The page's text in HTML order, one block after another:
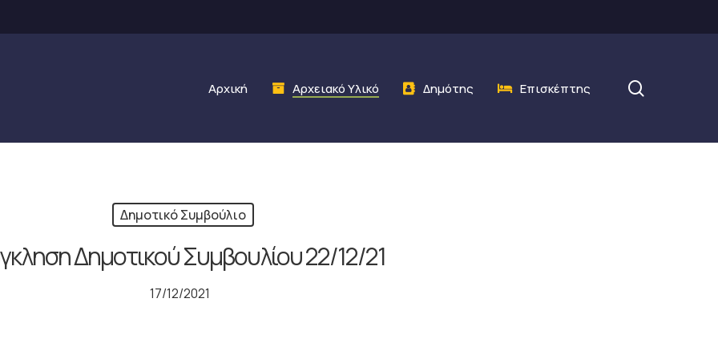
Αρχική Αρχειακό Υλικό Δημότης Επισκέπτης
Δημοτικό Συμβούλιο
Δημοτικού Συμβουλίου 22/12/21
17/12/2021